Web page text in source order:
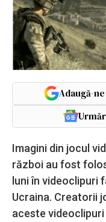
Adaugă-
Imagini din jocul
război au fost
luni în videoclipuri
Ucraina. Creatorii
aceste